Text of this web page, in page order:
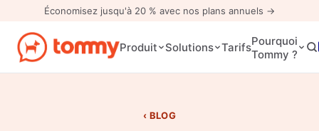
Économisez jusqu'à 20 % avec nos plans annuels →
Produit Solutions TarifsPourquoi
Tommy ?
BLOG